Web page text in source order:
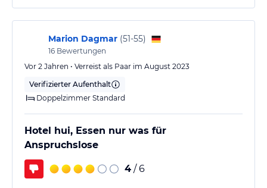
mit Oliven eine kleine Schüssel Fett und 2 Sorten
Müsli. Das gleiche Frühstück 9 Tage lang! Das
gesamte Essen vom…
Marion Dagmar (51-55)
16 Bewertungen
Vor 2 Jahren • Verreist als Paar im August 2023
Verifizierter Aufenthalt
Doppelzimmer Standard
Hotel hui, Essen nur was für
Anspruchslose
4 / 6